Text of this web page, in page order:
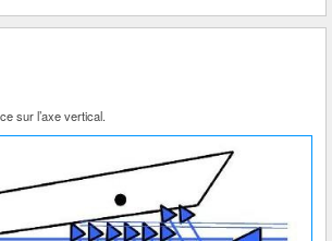
sur l’axe vertical.